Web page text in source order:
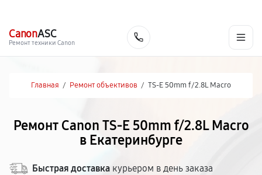
CanonASC
Ремонт техники Canon
Главная / Ремонт объективов / TS-E 50mm f/2.8L Macro
Ремонт Canon TS-E 50mm f/2.8L Macro
в Екатеринбурге
Быстрая доставка курьером в день заказа